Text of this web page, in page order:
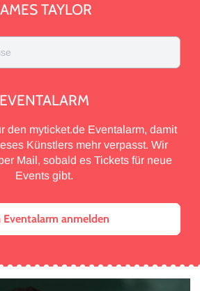
TAYLOR
EVENTALARM
den myticket.de Eventalarm, damit
Künstlers mehr verpasst. Wir
Mail, sobald es Tickets für neue
Events gibt.
Eventalarm anmelden